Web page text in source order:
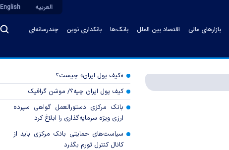
بازارهای مالی اقتصاد بین الملل بانک‌ها بانکداری نوین چندرسانه‌ای
العربیه English
«کیف پول ایران» چیست؟
کیف پول ایران چیه؟/ موشن گرافیک
بانک مرکزی دستورالعمل گواهی سپرده
ارزی ویژه سرمایه‌گذاری را ابلاغ کرد
سیاست‌های حمایتی بانک مرکزی باید از
کانال کنترل تورم بگذرد